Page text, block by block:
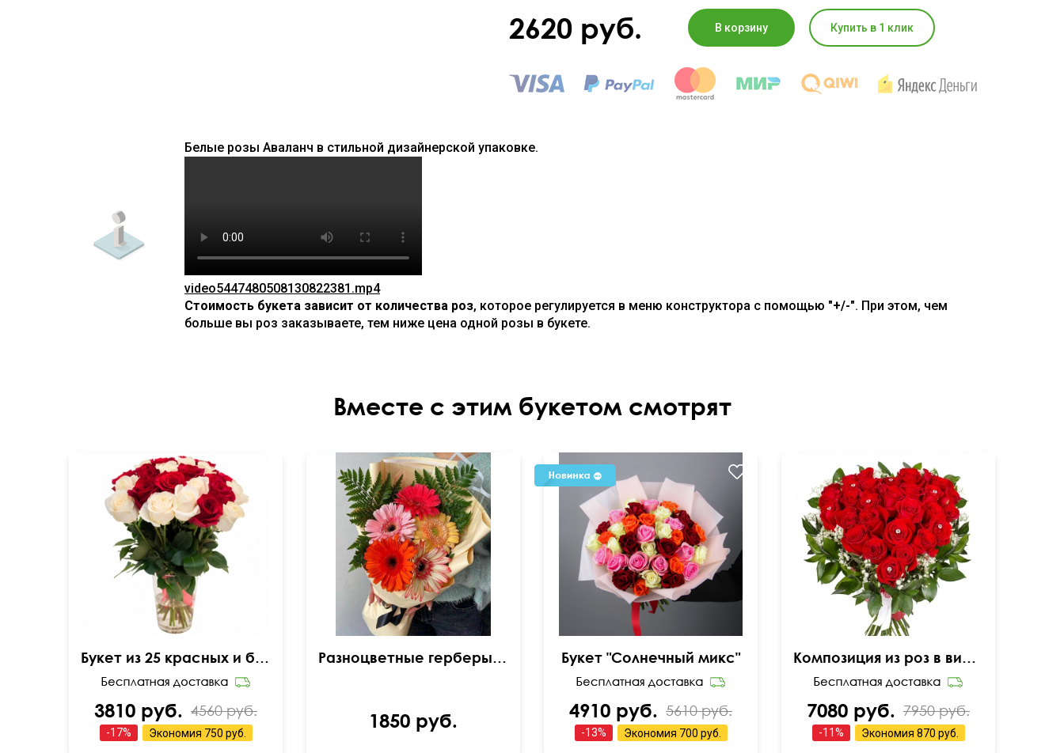
2620 руб. В корзину Купить в 1 клик
Белые розы Аваланч в стильной дизайнерской упаковке.
video5447480508130822381.mp4
Стоимость букета зависит от количества роз, которое регулируется в меню конструктора с помощью "+/-". При этом, чем
больше вы роз заказываете, тем ниже цена одной розы в букете.
Вместе с этим букетом смотрят
Букет из 25 красных и белых роз
3810 руб. 4560 руб.
-17% Экономия 750 руб.
Разноцветные герберы с папоротником
1850 руб.
Букет "Солнечный микс"
4910 руб. 5610 руб.
-13% Экономия 700 руб.
Композиция из роз в виде сердца
7080 руб. 7950 руб.
-11% Экономия 870 руб.